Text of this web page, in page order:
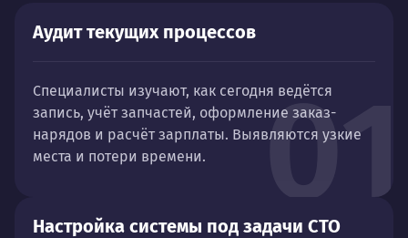
01
Аудит текущих процессов
Специалисты изучают, как сегодня ведётся
запись, учёт запчастей, оформление заказ-
нарядов и расчёт зарплаты. Выявляются узкие
места и потери времени.
Настройка системы под задачи СТО